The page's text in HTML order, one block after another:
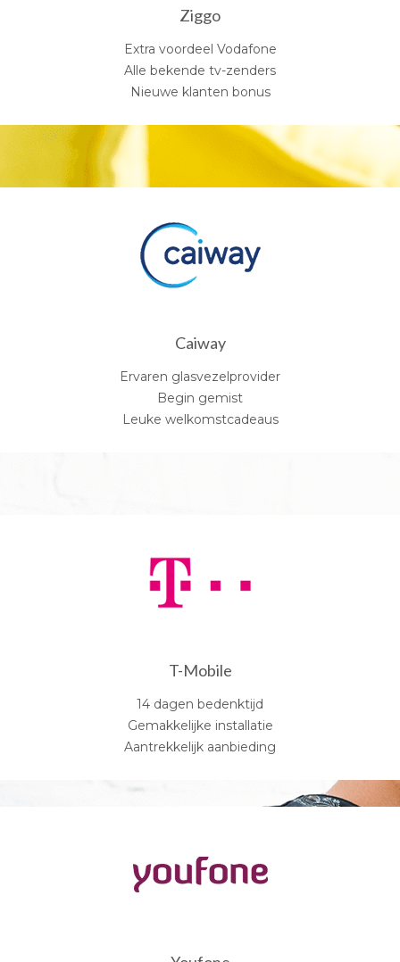
Ziggo
Extra voordeel Vodafone
Alle bekende tv-zenders
Nieuwe klanten bonus
Caiway
Ervaren glasvezelprovider
Begin gemist
Leuke welkomstcadeaus
T-Mobile
14 dagen bedenktijd
Gemakkelijke installatie
Aantrekkelijk aanbieding